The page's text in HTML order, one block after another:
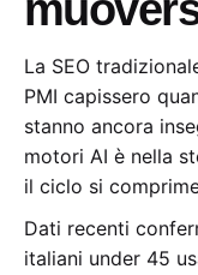
La SEO
PMI capissero
stanno ancora
motori AI è nella
il ciclo si
Dati recenti
italiani under 45